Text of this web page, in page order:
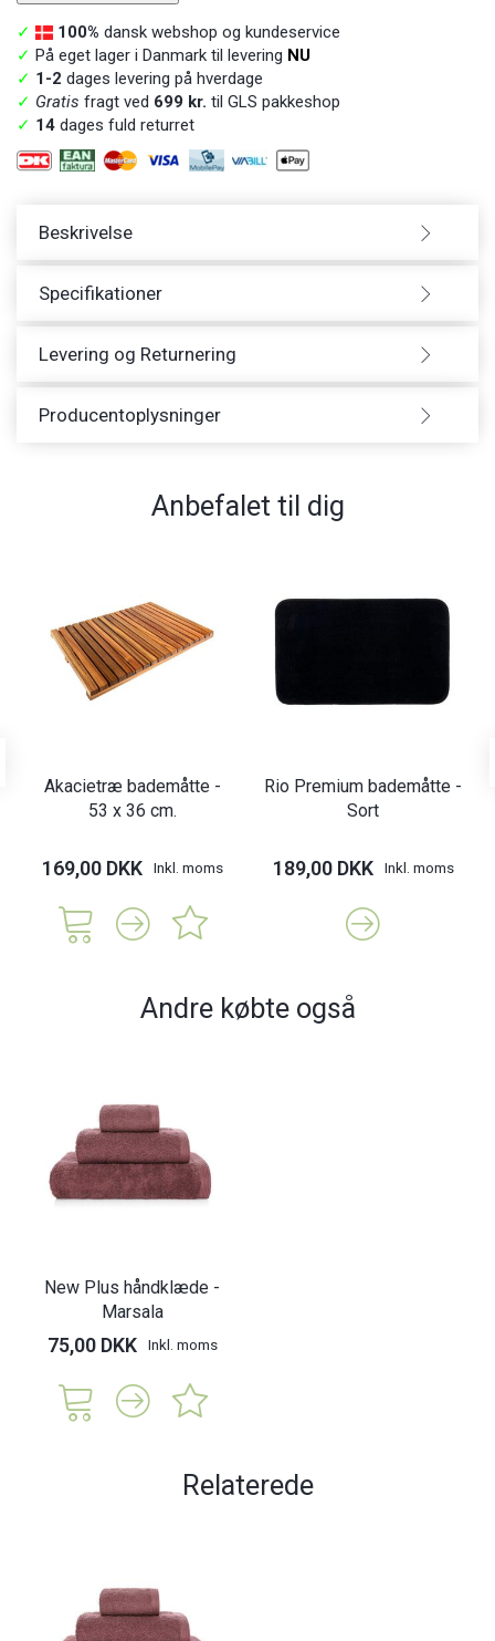
✓ 100% dansk webshop og kundeservice
✓ På eget lager i Danmark til levering NU
✓ 1-2 dages levering på hverdage
✓ Gratis fragt ved 699 kr. til GLS pakkeshop
✓ 14 dages fuld returret
Beskrivelse
Specifikationer
Levering og Returnering
Producentoplysninger
Anbefalet til dig
Akacietræ bademåtte -
53 x 36 cm.
169,00 DKK Inkl. moms
Rio Premium bademåtte -
Sort
189,00 DKK Inkl. moms
Andre købte også
New Plus håndklæde -
Marsala
75,00 DKK Inkl. moms
Relaterede